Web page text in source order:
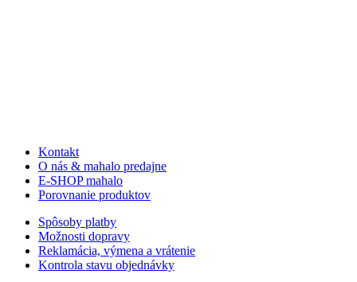
Kontakt
O nás & mahalo predajne
E-SHOP mahalo
Porovnanie produktov
Spôsoby platby
Možnosti dopravy
Reklamácia, výmena a vrátenie
Kontrola stavu objednávky